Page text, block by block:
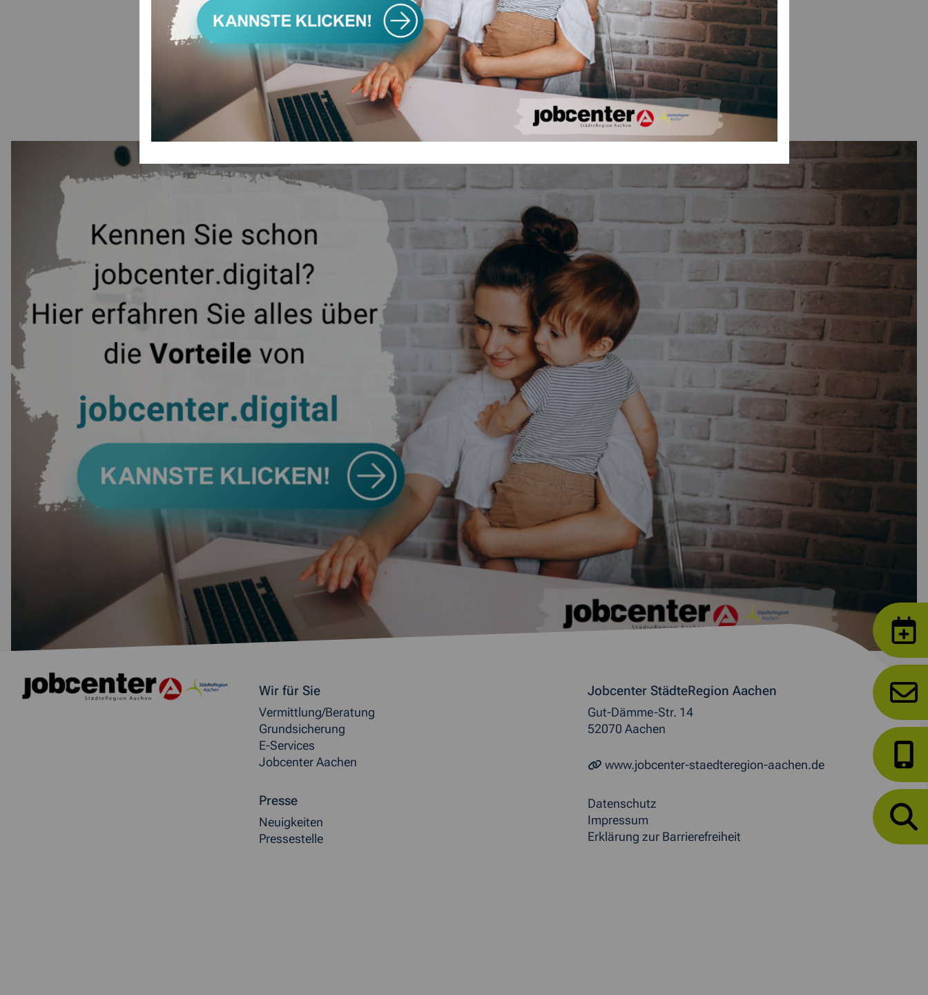
Weitere allgemeine Informationen
Wir für Sie
Vermittlung/Beratung
Grundsicherung
E-Services
Jobcenter Aachen
Presse
Neuigkeiten
Pressestelle
Jobcenter StädteRegion Aachen
Gut-Dämme-Str. 14
52070 Aachen
www.jobcenter-staedteregion-aachen.de
Datenschutz
Impressum
Erklärung zur Barrierefreiheit